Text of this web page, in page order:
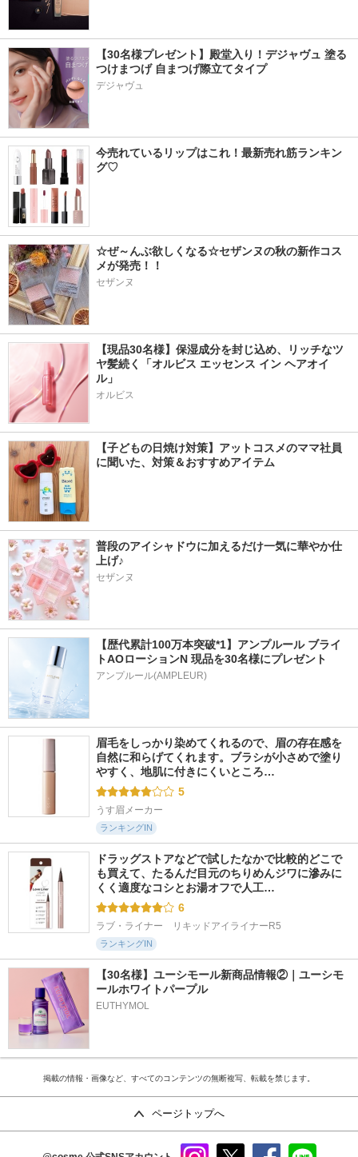
【30名様プレゼント】殿堂入り！デジャヴュ 塗る
つけまつげ 自まつげ際立てタイプ
デジャヴュ
今売れているリップはこれ！最新売れ筋ランキン
グ♡
☆ぜ～んぶ欲しくなる☆セザンヌの秋の新作コス
メが発売！！
セザンヌ
【現品30名様】保湿成分を封じ込め、リッチなツ
ヤ髪続く「オルビス エッセンス イン ヘアオイ
ル」
オルビス
【子どもの日焼け対策】アットコスメのママ社員
に聞いた、対策＆おすすめアイテム
普段のアイシャドウに加えるだけ一気に華やか仕
上げ♪
セザンヌ
【歴代累計100万本突破*1】アンプルール ブライ
トAOローションN 現品を30名様にプレゼント
アンプルール(AMPLEUR)
眉毛をしっかり染めてくれるので、眉の存在感を
自然に和らげてくれます。ブラシが小さめで塗り
やすく、地肌に付きにくいところ…
5
うす眉メーカー
ランキングIN
ドラッグストアなどで試したなかで比較的どこで
も買えて、たるんだ目元のちりめんジワに滲みに
くく適度なコシとお湯オフで人工…
6
ラブ・ライナー　リキッドアイライナーR5
ランキングIN
【30名様】ユーシモール新商品情報②｜ユーシモ
ールホワイトパープル
EUTHYMOL
掲載の情報・画像など、すべてのコンテンツの無断複写、転載を禁じます。
ページトップへ